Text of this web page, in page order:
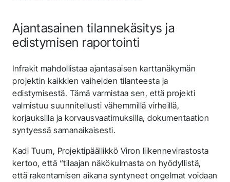
Ajantasainen tilannekäsitys ja
edistymisen raportointi
Infrakit mahdollistaa ajantasaisen karttanäkymän
projektin kaikkien vaiheiden tilanteesta ja
edistymisestä. Tämä varmistaa sen, että projekti
valmistuu suunnitellusti vähemmillä virheillä,
korjauksilla ja korvausvaatimuksilla, dokumentaation
syntyessä samanaikaisesti.
Kadi Tuum, Projektipäällikkö Viron liikennevirastosta
kertoo, että “tilaajan näkökulmasta on hyödyllistä,
että rakentamisen aikana syntyneet ongelmat voidaan